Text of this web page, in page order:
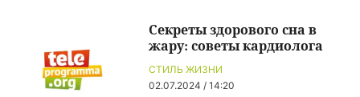
СТИЛЬ ЖИЗНИ
02.07.2024 / 14:20
Секреты здорового сна в
жару: советы кардиолога